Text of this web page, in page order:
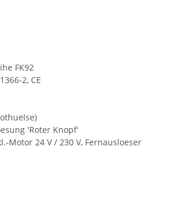
FK92
2, CE
'Roter Knopf'
Motor 24 V / 230 V, Fernausloeser